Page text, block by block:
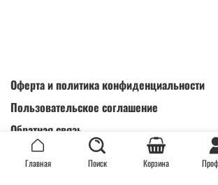
Оферта и политика конфиденциальности
Пользовательское соглашение
Обратная связь
Интернет-магазин создан на inSales
Главная Поиск Корзина